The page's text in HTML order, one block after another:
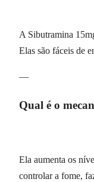
A Sibutramina
Elas são fáceis de
—
Qual é o
Ela aumenta os
controlar a fome,